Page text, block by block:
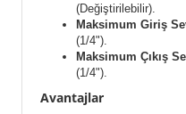
(Değiştirilebilir).
Maksimum Giriş
(1/4").
Maksimum Çıkış
(1/4").
Avantajlar